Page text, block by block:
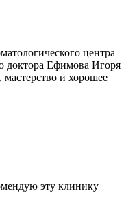
центра
доктора Ефимова Игоря
мастерство и хорошее
эту клинику